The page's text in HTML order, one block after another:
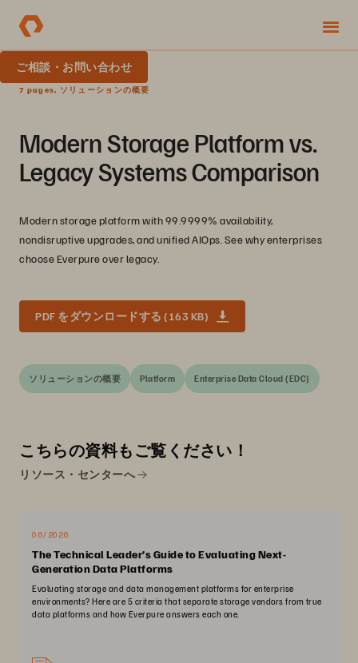
ご相談・お問い合わせ
7 pages, ソリューションの概要
Modern Storage Platform vs.
Legacy Systems Comparison
Modern storage platform with 99.9999% availability,
nondisruptive upgrades, and unified AIOps. See why enterprises
choose Everpure over legacy.
PDF をダウンロードする (163 KB)
ソリューションの概要 Platform Enterprise Data Cloud (EDC)
こちらの資料もご覧ください！
リソース・センターへ
06/2026
The Technical Leader’s Guide to Evaluating Next-
Generation Data Platforms
Evaluating storage and data management platforms for enterprise
environments? Here are 5 criteria that separate storage vendors from true
data platforms and how Everpure answers each one.